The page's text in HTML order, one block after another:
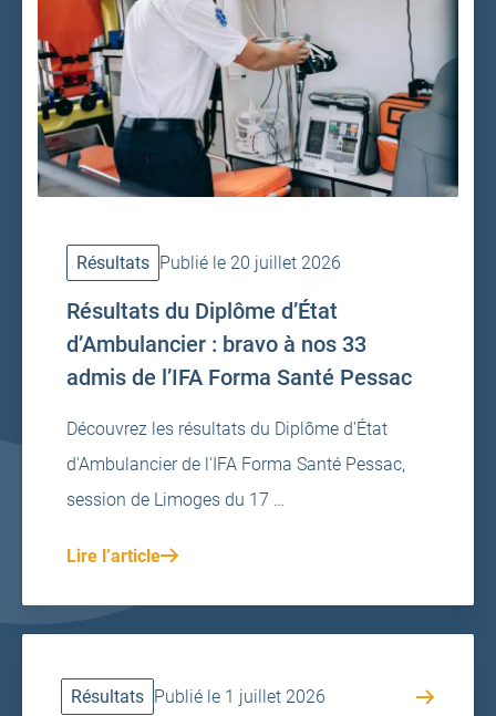
Résultats Publié le 20 juillet 2026
Résultats du Diplôme d’État
d’Ambulancier : bravo à nos 33
admis de l’IFA Forma Santé Pessac
Découvrez les résultats du Diplôme d'État
d'Ambulancier de l'IFA Forma Santé Pessac,
session de Limoges du 17 …
Lire l’article
Résultats Publié le 1 juillet 2026